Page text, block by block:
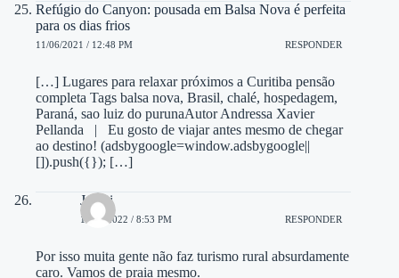
Refúgio do Canyon: pousada em Balsa Nova é perfeita
para os dias frios
11/06/2021 / 12:48 PM RESPONDER
[…] Lugares para relaxar próximos a Curitiba pensão
completa Tags balsa nova, Brasil, chalé, hospedagem,
Paraná, sao luiz do purunaAutor Andressa Xavier
Pellanda | Eu gosto de viajar antes mesmo de chegar
ao destino! (adsbygoogle=window.adsbygoogle||
[]).push({}); […]
Juraci
19/12/2022 / 8:53 PM RESPONDER
Por isso muita gente não faz turismo rural absurdamente
caro. Vamos de praia mesmo.